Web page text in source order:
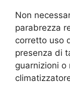
Non
parabrezza
corretto uso
presenza di
guarnizioni o